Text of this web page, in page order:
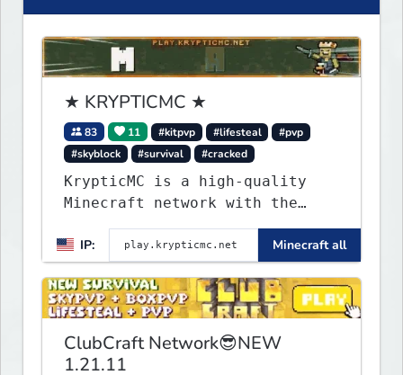
★ KRYPTICMC ★
83 11 #kitpvp #lifesteal
#pvp
#skyblock
#survival #cracked
KrypticMC is a high-quality
Minecraft network with the
BEST gamemodes you'll ever
play. Minigames, KitPvP,
Lifesteal, Prison, Practice,
Bedwars, Skywars, & much much
more!
IP: Minecraft all
ClubCraft Network😎NEW
1.21.11